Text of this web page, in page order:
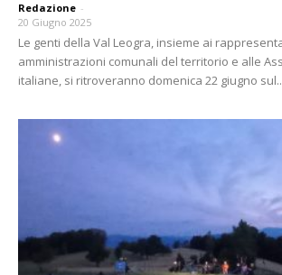
Redazione -
20 Giugno 2025
Le genti della Val Leogra, insieme ai
amministrazioni comunali del territorio e alle
italiane, si ritroveranno domenica 22 giugno